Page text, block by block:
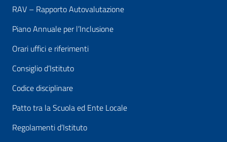
RAV – Rapporto Autovalutazione
Piano Annuale per l’Inclusione
Orari uffici e riferimenti
Consiglio d’Istituto
Codice disciplinare
Patto tra la Scuola ed Ente Locale
Regolamenti d’Istituto